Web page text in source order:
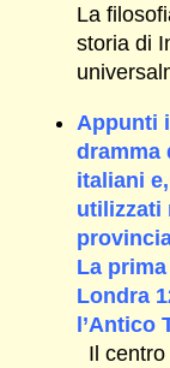
La
storia di
Appunti
dramma
italiani
utilizzati
La
Londra
l’Antico
Il